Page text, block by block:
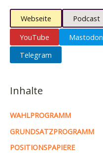
Webseite Podcast
YouTube
Mastodon
Telegram
Inhalte
WAHLPROGRAMM
GRUNDSATZPROGRAMM
POSITIONSPAPIERE